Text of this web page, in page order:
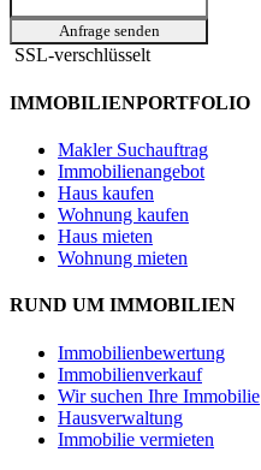
Anfrage senden
SSL-verschlüsselt
IMMOBILIENPORTFOLIO
Makler Suchauftrag
Immobilienangebot
Haus kaufen
Wohnung kaufen
Haus mieten
Wohnung mieten
RUND UM IMMOBILIEN
Immobilienbewertung
Immobilienverkauf
Wir suchen Ihre Immobilie
Hausverwaltung
Immobilie vermieten